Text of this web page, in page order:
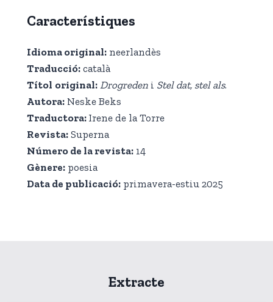
Característiques
Idioma original: neerlandès
Traducció: català
Títol original: Drogreden i Stel dat, stel als.
Autora: Neske Beks
Traductora: Irene de la Torre
Revista: Superna
Número de la revista: 14
Gènere: poesia
Data de publicació: primavera-estiu 2025
Extracte